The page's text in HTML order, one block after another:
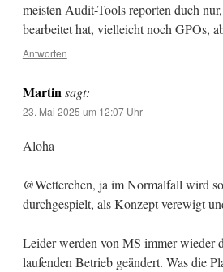
meisten Audit-Tools reporten duch
bearbeitet hat, vielleicht noch GPOs,
Antworten
Martin sagt:
23. Mai 2025 um 12:07 Uhr
Aloha
@Wetterchen, ja im Normalfall wird
durchgespielt, als Konzept verewigt
Leider werden von MS immer wieder
laufenden Betrieb geändert. Was die